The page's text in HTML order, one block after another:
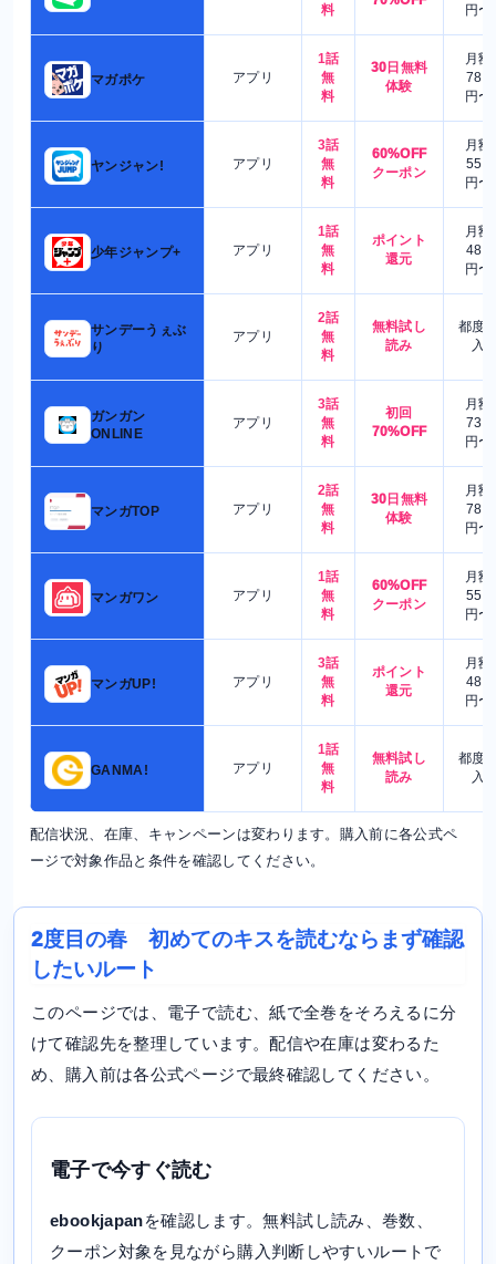
料
円〜
マガポケ アプリ
1話
無
料
30日無料
体験
月額
780
円〜
ヤンジャン! アプリ
3話
無
料
60%OFF
クーポン
月額
550
円〜
少年ジャンプ+ アプリ
1話
無
料
ポイント
還元
月額
480
円〜
サンデーうぇぶ
り
アプリ
2話
無
料
無料試し
読み
都度
入
ガンガン
ONLINE
アプリ
3話
無
料
初回
70%OFF
月額
730
円〜
マンガTOP アプリ
2話
無
料
30日無料
体験
月額
780
円〜
マンガワン アプリ
1話
無
料
60%OFF
クーポン
月額
550
円〜
マンガUP! アプリ
3話
無
料
ポイント
還元
月額
480
円〜
GANMA! アプリ
1話
無
料
無料試し
読み
都度
入
配信状況、在庫、キャンペーンは変わります。購入前に各公式ペ
ージで対象作品と条件を確認してください。
2度目の春 初めてのキスを読むならまず確認
したいルート
このページでは、電子で読む、紙で全巻をそろえるに分
けて確認先を整理しています。配信や在庫は変わるた
め、購入前は各公式ページで最終確認してください。
電子で今すぐ読む
ebookjapanを確認します。無料試し読み、巻数、
クーポン対象を見ながら購入判断しやすいルートで